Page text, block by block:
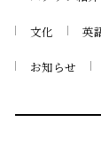
文化 英
お知らせ